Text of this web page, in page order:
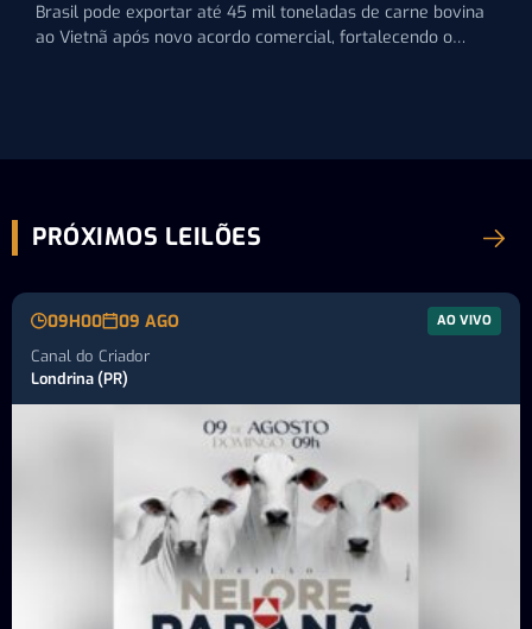
Brasil pode exportar até 45 mil toneladas de carne bovina
ao Vietnã após novo acordo comercial, fortalecendo o…
PRÓXIMOS LEILÕES
09H00 09 AGO AO VIVO
Canal do Criador
Londrina (PR)